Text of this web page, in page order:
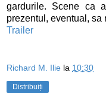
gardurile. Scene ca
prezentul, eventual, sa
Trailer
Richard M. Ilie la 10:30
Distribuiți